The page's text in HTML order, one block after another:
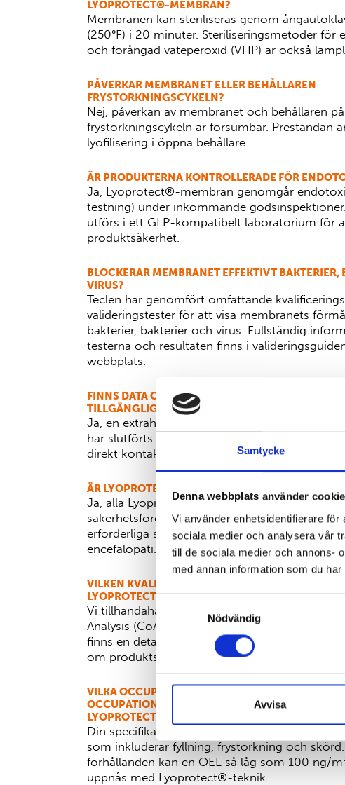
Samtycke
Denna webbplats använder
Vi använder enhetsidentifierare
sociala medier och analysera vår
till de sociala medier och annons-
med annan information som du
Nödvändig
Avvisa
LYOPROTECT®-MEMBRAN?
Membranen kan steriliseras genom
(250°F) i 20 minuter. Steriliseringsmetoder för
och förångad väteperoxid (VHP) är också
PÅVERKAR MEMBRANET ELLER BEHÅLLAREN
FRYSTORKNINGSCYKELN?
Nej, påverkan av membranet och behållaren på
frystorkningscykeln är försumbar. Prestandan
lyofilisering i öppna behållare.
ÄR PRODUKTERNA KONTROLLERADE FÖR
Ja, Lyoprotect®-membran genomgår
testning) under inkommande
utförs i ett GLP-kompatibelt laboratorium för
produktsäkerhet.
BLOCKERAR MEMBRANET EFFEKTIVT BAKTERIER,
VIRUS?
Teclen har genomfört omfattande
valideringstester för att visa membranets
bakterier, bakterier och virus. Fullständig
testerna och resultaten finns i
webbplats.
FINNS DATA OM EXTRAHERBARA OCH LAKBARA
TILLGÄNGLIGA?
Ja, en extraherbar studie, inklusive
har slutförts för Lyoprotect®
direkt kontakt med aktiva farmaceutiska
ÄR LYOPROTECT®-PRODUKTER TSE/BSE-SÄKRA?
Ja, alla Lyoprotect®-produkter följer TSE/BSE-
säkerhetsföreskrifterna, vilket säkerställer att
erforderliga standarderna för transmissibel
encefalopati.
VILKEN KVALITETSDOKUMENTATION
LYOPROTECT®-PRODUKTER?
Vi tillhandahåller inspektionscertifikat (CoI),
Analysis (CoA) och Certificates of Conformity
finns en detaljerad valideringsguide tillgänglig
om produktspecifikationer och testresultat.
VILKA OCCUPATIONAL EXPOSURE LIMITS (OEL)
OCCUPATIONAL EXPOSURE BANDS (OEB) KAN
LYOPROTECT®-TEKNIK?
Din specifika OEL måste mätas för din
som inkluderar fyllning, frystorkning och skörd.
förhållanden kan en OEL så låg som 100 ng/
uppnås med Lyoprotect®-teknik.